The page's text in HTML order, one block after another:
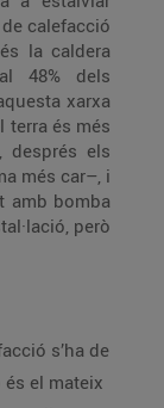
calefacció
48% dels
xarxa
després els
més car–, i
però
s’ha de